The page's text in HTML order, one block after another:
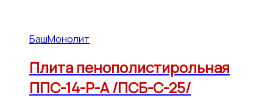
БашМонолит
Плита пенополистирольная
ППС-14-Р-А /ПСБ-С-25/